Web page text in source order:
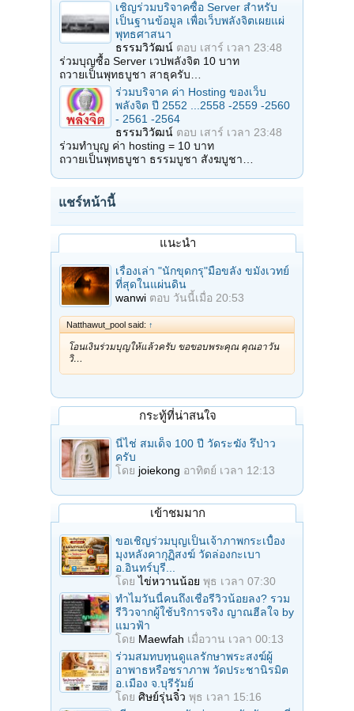
เชิญร่วมบริจาคซื้อ Server สำหรับ
เป็นฐานข้อมูล เพื่อเว็บพลังจิตเผยแผ่
พุทธศาสนา
ธรรมวิวัฒน์ ตอบ เสาร์ เวลา 23:48
ร่วมบุญซื้อ Server เวปพลังจิต 10 บาท
ถวายเป็นพุทธบูชา สาธุครับ…
ร่วมบริจาค ค่า Hosting ของเว็บ
พลังจิต ปี 2552 ...2558 -2559 -2560
- 2561 -2564
ธรรมวิวัฒน์ ตอบ เสาร์ เวลา 23:48
ร่วมทำบุญ ค่า hosting = 10 บาท
ถวายเป็นพุทธบูชา ธรรมบูชา สังฆบูชา…
แชร์หน้านี้
แนะนำ
เรื่องเล่า "นักขุดกรุ"มือขลัง ขมังเวทย์
ที่สุดในแผ่นดิน
wanwi ตอบ วันนี้เมื่อ 20:53
Natthawut_pool said: ↑
โอนเงินร่วมบุญให้แล้วครับ ขอขอบพระคุณ คุณอาวัน
วิ…
กระทู้ที่น่าสนใจ
นี่ไช่ สมเด็จ 100 ปี วัดระฆัง รึป่าว
ครับ
โดย joiekong อาทิตย์ เวลา 12:13
เข้าชมมาก
ขอเชิญร่วมบุญเป็นเจ้าภาพกระเบื้อง
มุงหลังคากุฏิสงฆ์ วัดล่องกะเบา
อ.อินทร์บุรี...
โดยไข่หวานน้อย พุธ เวลา 07:30
ทำไมวันนี้คนถึงเชื่อรีวิวน้อยลง? รวม
รีวิวจากผู้ใช้บริการจริง ญาณฮีลใจ by
แมวฟ้า
โดย Maewfah เมื่อวาน เวลา 00:13
ร่วมสมทบทุนดูแลรักษาพระสงฆ์ผู้
อาพาธหรือชราภาพ วัดประชานิรมิต
อ.เมือง จ.บุรีรัมย์
โดย ศิษย์รุ่นจิ๋ว พุธ เวลา 15:16